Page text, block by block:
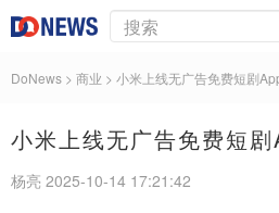
DoNews > 商业 > 小米上线无广告免费短剧
小米上线无广告免费短剧
杨亮 2025-10-14 17:21:42